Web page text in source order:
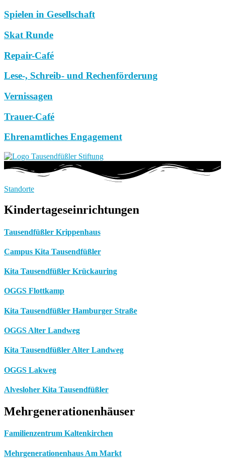
Spielen in Gesellschaft
Skat Runde
Repair-Café
Lese-, Schreib- und Rechenförderung
Vernissagen
Trauer-Café
Ehrenamtliches Engagement
Standorte
Kindertageseinrichtungen
Tausendfüßler Krippenhaus
Campus Kita Tausendfüßler
Kita Tausendfüßler Krückauring
OGGS Flottkamp
Kita Tausendfüßler Hamburger Straße
OGGS Alter Landweg
Kita Tausendfüßler Alter Landweg
OGGS Lakweg
Alvesloher Kita Tausendfüßler
Mehrgenerationenhäuser
Familienzentrum Kaltenkirchen
Mehrgenerationenhaus Am Markt